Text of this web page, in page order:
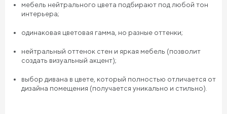
мебель нейтрального цвета подбирают под любой тон
интерьера;
одинаковая цветовая гамма, но разные оттенки;
нейтральный оттенок стен и яркая мебель (позволит
создать визуальный акцент);
выбор дивана в цвете, который полностью отличается от
дизайна помещения (получается уникально и стильно).